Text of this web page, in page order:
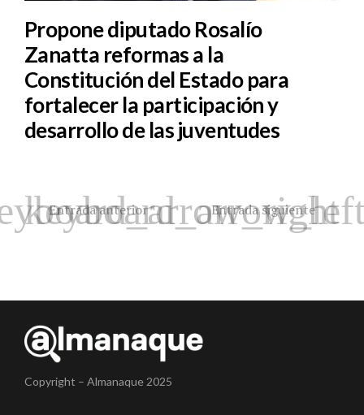
Propone diputado Rosalío
Zanatta reformas a la
Constitución del Estado para
fortalecer la participación y
desarrollo de las juventudes
Entrada anterior Entrada siguiente
Copyright – Almanaque 2025